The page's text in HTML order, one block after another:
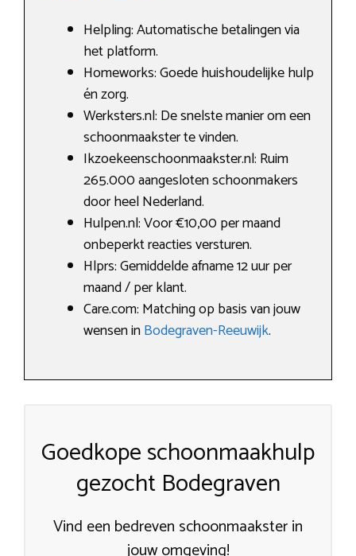
Helpling: Automatische betalingen via
het platform.
Homeworks: Goede huishoudelijke hulp
én zorg.
Werksters.nl: De snelste manier om een
schoonmaakster te vinden.
Ikzoekeenschoonmaakster.nl: Ruim
265.000 aangesloten schoonmakers
door heel Nederland.
Hulpen.nl: Voor €10,00 per maand
onbeperkt reacties versturen.
Hlprs: Gemiddelde afname 12 uur per
maand / per klant.
Care.com: Matching op basis van jouw
wensen inBodegraven-Reeuwijk.
Goedkope schoonmaakhulp
gezocht Bodegraven
Vind een bedreven schoonmaakster in